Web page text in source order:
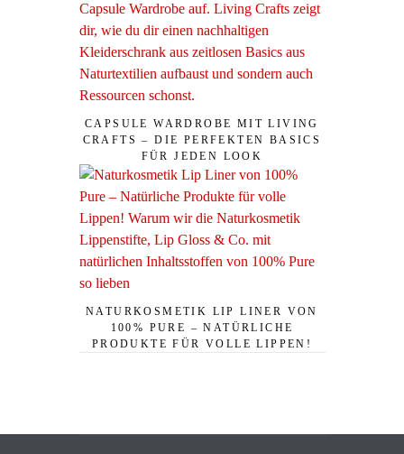
CAPSULE WARDROBE MIT LIVING
CRAFTS – DIE PERFEKTEN BASICS
FÜR JEDEN LOOK
NATURKOSMETIK LIP LINER VON
100% PURE – NATÜRLICHE
PRODUKTE FÜR VOLLE LIPPEN!